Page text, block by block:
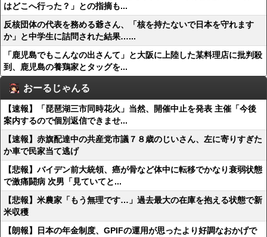
はどこへ行った？」との指摘も...
反核団体の代表を務める爺さん、「核を持たないで日本を守れます
か」と中学生に詰問された結果…...
「鹿児島でもこんなの出さんて」と大阪に上陸した某料理店に批判殺
到、鹿児島の養鶏家とタッグを...
おーるじゃんる
【速報】「琵琶湖三市同時花火」当然、開催中止を発表 主催「今後
案内するので個別返信できませ...
【速報】赤旗配達中の共産党市議７８歳のじいさん、左に寄りすぎた
か車で民家当て逃げ
【悲報】バイデン前大統領、癌が骨など体中に転移でかなり衰弱状態
で激痛闘病 次男「見ていてと...
【悲報】米農家「もう無理です…」過去最大の在庫を抱える状態で新
米収穫
【朗報】日本の年金制度、GPIFの運用が思ったより好調なおかげで